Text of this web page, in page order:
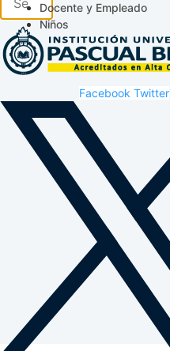
Docente y Empleado
Niños
Facebook Twitter